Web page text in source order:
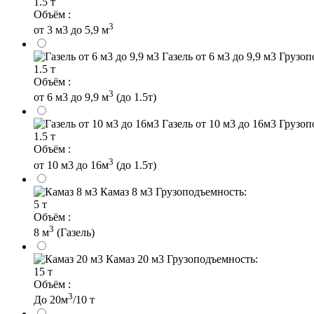
Объём :
от 3 м3 до 5,9 м3
Газель от 6 м3 до 9,9 м3
1.5 т
Объём :
от 6 м3 до 9,9 м3 (до 1.5т)
Газель от 10 м3 до 16м3
1.5 т
Объём :
от 10 м3 до 16м3 (до 1.5т)
Камаз 8 м3 Грузоподъемность:
5 т
Объём :
8 м3 (Газель)
Камаз 20 м3 Грузоподъемность:
15 т
Объём :
До 20м3/10 т